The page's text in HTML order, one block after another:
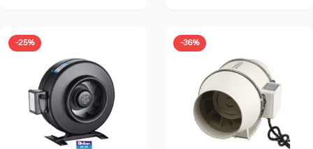
-25% -36%